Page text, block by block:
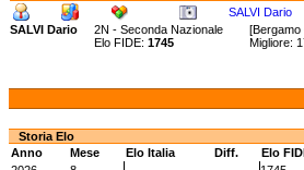
SALVI Dario
SALVI Dario
2N - Seconda Nazionale [Bergamo
Elo FIDE: 1745 Migliore:
Storia Elo
Anno
Mese Elo Italia Diff. Elo